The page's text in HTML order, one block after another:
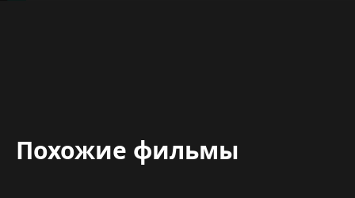
Похожие фильмы